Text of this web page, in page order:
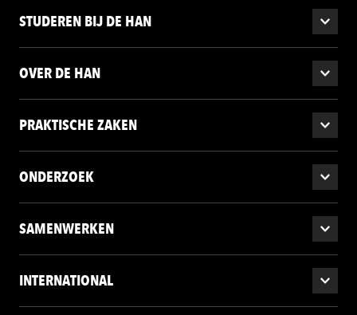
STUDEREN BIJ DE HAN
OVER DE HAN
PRAKTISCHE ZAKEN
ONDERZOEK
SAMENWERKEN
INTERNATIONAL